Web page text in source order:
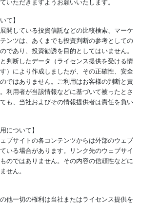
いただきますようお願いいたします。
て】
開している投資信託などの比較検索、マーケ
ンツは、あくまでも投資判断の参考としての
であり、投資勧誘を目的としてはいません。
判断したデータ（ライセンス提供を受ける情
）により作成しましたが、その正確性、安全
ではありません。ご利用はお客様の判断と責
利用者が当該情報などに基づいて被ったとさ
も、当社およびその情報提供者は責任を負い
について】
ブサイトの各コンテンツからは外部のウェブ
いる場合があります。リンク先のウェブサイ
のではありません。その内容の信頼性などに
せん。
他一切の権利は当社またはライセンス提供を